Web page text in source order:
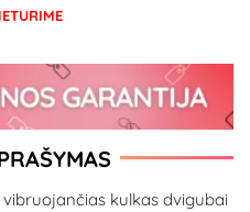
kulkas dvigubai